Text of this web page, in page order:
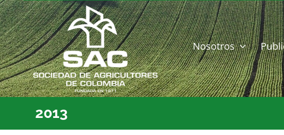
Saltar
al
contenido
Nosotros
2013